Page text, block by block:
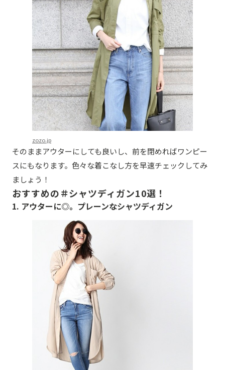
zozo.jp
そのままアウターにしても良いし、前を閉めればワンピー
スにもなります。色々な着こなし方を早速チェックしてみ
ましょう！
おすすめの＃シャツディガン10選！
1. アウターに◎。プレーンなシャツディガン